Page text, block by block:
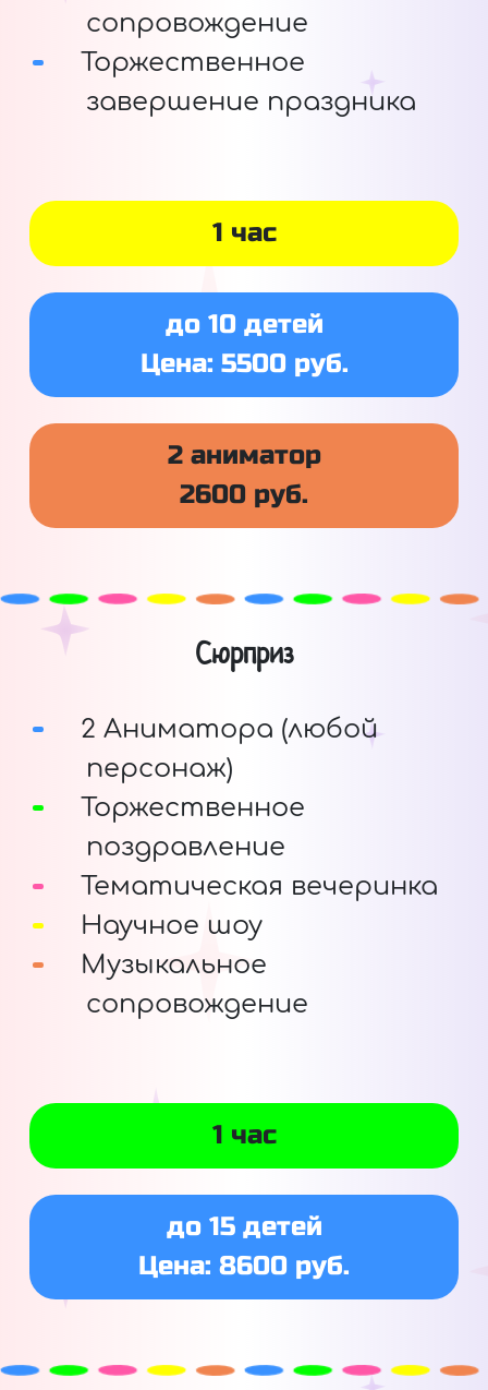
сопровождение
Торжественное
завершение праздника
1 час
до 10 детей
Цена: 5500 руб.
2 аниматор
2600 руб.
Сюрприз
2 Аниматора (любой
персонаж)
Торжественное
поздравление
Тематическая вечеринка
Научное шоу
Музыкальное
сопровождение
1 час
до 15 детей
Цена: 8600 руб.